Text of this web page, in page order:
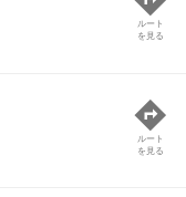
ルート
を見る
ルート
を見る